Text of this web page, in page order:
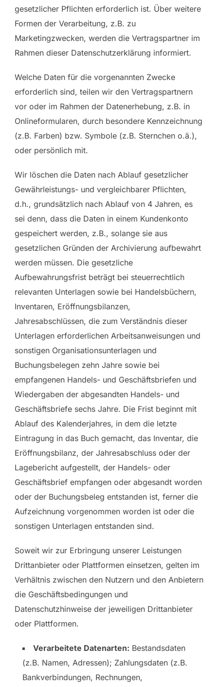
gesetzlicher Pflichten erforderlich ist. Über weitere
Formen der Verarbeitung, z.B. zu
Marketingzwecken, werden die Vertragspartner im
Rahmen dieser Datenschutzerklärung informiert.
Welche Daten für die vorgenannten Zwecke
erforderlich sind, teilen wir den Vertragspartnern
vor oder im Rahmen der Datenerhebung, z.B. in
Onlineformularen, durch besondere Kennzeichnung
(z.B. Farben) bzw. Symbole (z.B. Sternchen o.ä.),
oder persönlich mit.
Wir löschen die Daten nach Ablauf gesetzlicher
Gewährleistungs- und vergleichbarer Pflichten,
d.h., grundsätzlich nach Ablauf von 4 Jahren, es
sei denn, dass die Daten in einem Kundenkonto
gespeichert werden, z.B., solange sie aus
gesetzlichen Gründen der Archivierung aufbewahrt
werden müssen. Die gesetzliche
Aufbewahrungsfrist beträgt bei steuerrechtlich
relevanten Unterlagen sowie bei Handelsbüchern,
Inventaren, Eröffnungsbilanzen,
Jahresabschlüssen, die zum Verständnis dieser
Unterlagen erforderlichen Arbeitsanweisungen und
sonstigen Organisationsunterlagen und
Buchungsbelegen zehn Jahre sowie bei
empfangenen Handels- und Geschäftsbriefen und
Wiedergaben der abgesandten Handels- und
Geschäftsbriefe sechs Jahre. Die Frist beginnt mit
Ablauf des Kalenderjahres, in dem die letzte
Eintragung in das Buch gemacht, das Inventar, die
Eröffnungsbilanz, der Jahresabschluss oder der
Lagebericht aufgestellt, der Handels- oder
Geschäftsbrief empfangen oder abgesandt worden
oder der Buchungsbeleg entstanden ist, ferner die
Aufzeichnung vorgenommen worden ist oder die
sonstigen Unterlagen entstanden sind.
Soweit wir zur Erbringung unserer Leistungen
Drittanbieter oder Plattformen einsetzen, gelten im
Verhältnis zwischen den Nutzern und den Anbietern
die Geschäftsbedingungen und
Datenschutzhinweise der jeweiligen Drittanbieter
oder Plattformen.
Verarbeitete Datenarten: Bestandsdaten
(z.B. Namen, Adressen); Zahlungsdaten (z.B.
Bankverbindungen, Rechnungen,